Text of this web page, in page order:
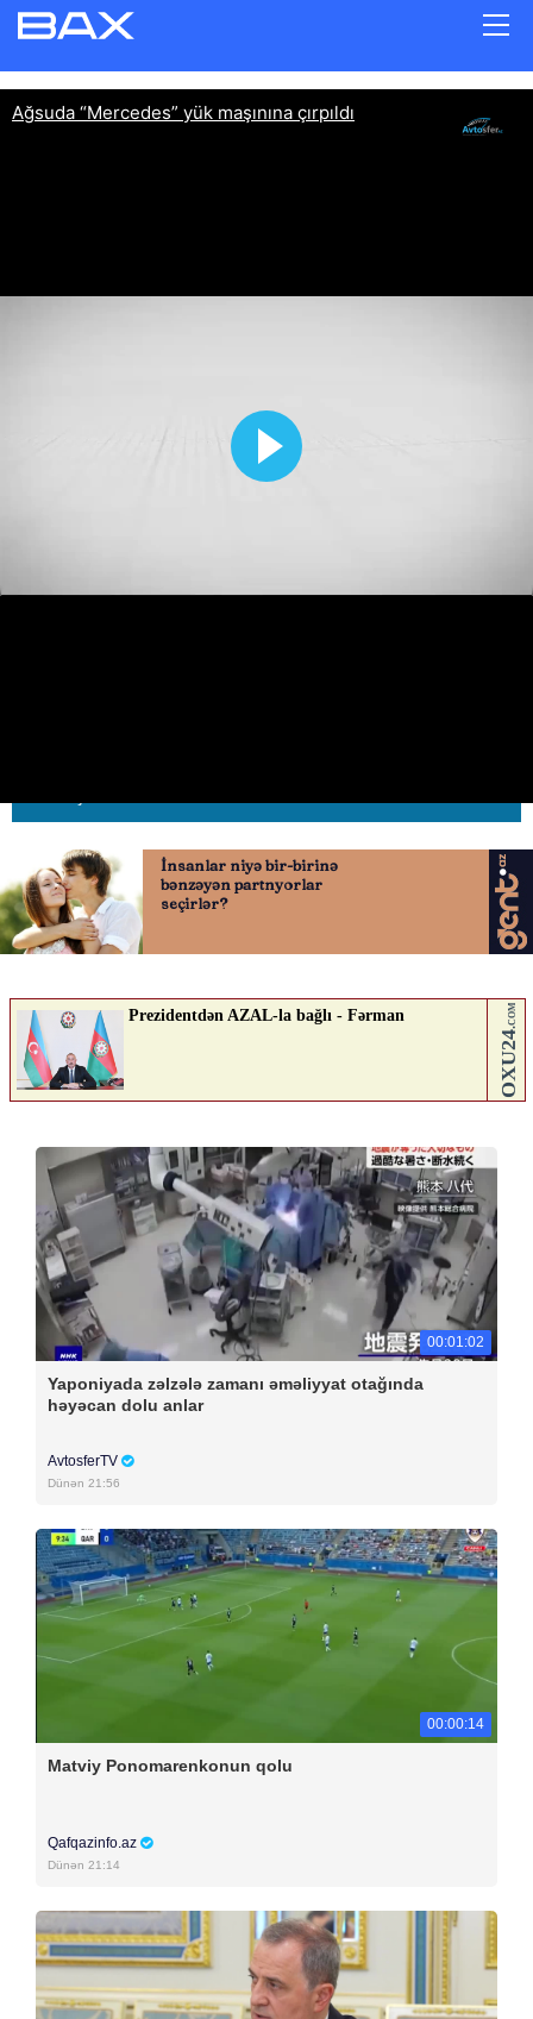
Ağsuda “Mercedes” yük maşınına
00:01:02
Yaponiyada zəlzələ zamanı əməliyyat otağında
həyəcan dolu anlar
AvtosferTV
Dünən 21:56
00:00:14
Matviy Ponomarenkonun qolu
Qafqazinfo.az
Dünən 21:14